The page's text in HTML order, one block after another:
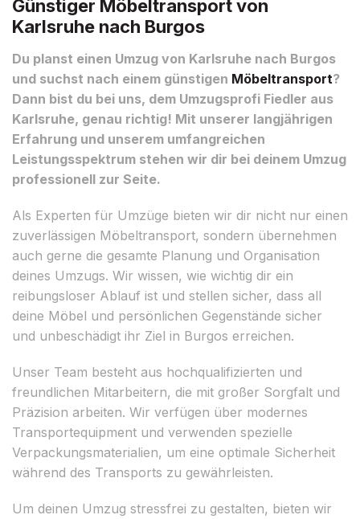
Günstiger Möbeltransport von
Karlsruhe nach Burgos
Du planst einen Umzug von Karlsruhe nach Burgos
und suchst nach einem günstigen Möbeltransport?
Dann bist du bei uns, dem Umzugsprofi Fiedler aus
Karlsruhe, genau richtig! Mit unserer langjährigen
Erfahrung und unserem umfangreichen
Leistungsspektrum stehen wir dir bei deinem Umzug
professionell zur Seite.
Als Experten für Umzüge bieten wir dir nicht nur einen
zuverlässigen Möbeltransport, sondern übernehmen
auch gerne die gesamte Planung und Organisation
deines Umzugs. Wir wissen, wie wichtig dir ein
reibungsloser Ablauf ist und stellen sicher, dass all
deine Möbel und persönlichen Gegenstände sicher
und unbeschädigt ihr Ziel in Burgos erreichen.
Unser Team besteht aus hochqualifizierten und
freundlichen Mitarbeitern, die mit großer Sorgfalt und
Präzision arbeiten. Wir verfügen über modernes
Transportequipment und verwenden spezielle
Verpackungsmaterialien, um eine optimale Sicherheit
während des Transports zu gewährleisten.
Um deinen Umzug stressfrei zu gestalten, bieten wir